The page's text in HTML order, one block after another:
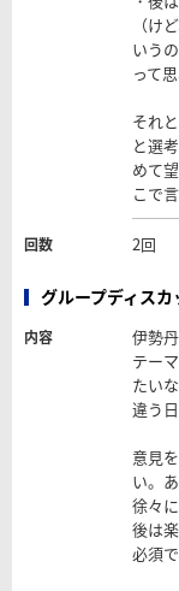
（け
いう
って
それ
と選
めて
こで
回数 2回
グループディス
内容
伊勢
テー
たい
違う
意見
い。
徐々
後は
必須で